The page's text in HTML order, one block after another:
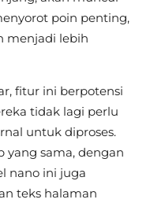
poin penting,
menjadi lebih
fitur ini berpotensi
tidak lagi perlu
untuk diproses.
yang sama, dengan
nano ini juga
teks halaman